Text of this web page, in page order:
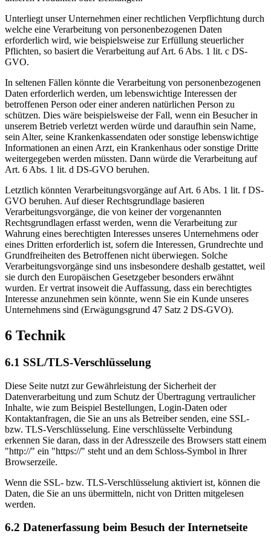
Unterliegt unser Unternehmen einer rechtlichen Verpflichtung durch
welche eine Verarbeitung von personenbezogenen Daten
erforderlich wird, wie beispielsweise zur Erfüllung steuerlicher
Pflichten, so basiert die Verarbeitung auf Art. 6 Abs. 1 lit. c DS-
GVO.
In seltenen Fällen könnte die Verarbeitung von personenbezogenen
Daten erforderlich werden, um lebenswichtige Interessen der
betroffenen Person oder einer anderen natürlichen Person zu
schützen. Dies wäre beispielsweise der Fall, wenn ein Besucher in
unserem Betrieb verletzt werden würde und daraufhin sein Name,
sein Alter, seine Krankenkassendaten oder sonstige lebenswichtige
Informationen an einen Arzt, ein Krankenhaus oder sonstige Dritte
weitergegeben werden müssten. Dann würde die Verarbeitung auf
Art. 6 Abs. 1 lit. d DS-GVO beruhen.
Letztlich könnten Verarbeitungsvorgänge auf Art. 6 Abs. 1 lit. f DS-
GVO beruhen. Auf dieser Rechtsgrundlage basieren
Verarbeitungsvorgänge, die von keiner der vorgenannten
Rechtsgrundlagen erfasst werden, wenn die Verarbeitung zur
Wahrung eines berechtigten Interesses unseres Unternehmens oder
eines Dritten erforderlich ist, sofern die Interessen, Grundrechte und
Grundfreiheiten des Betroffenen nicht überwiegen. Solche
Verarbeitungsvorgänge sind uns insbesondere deshalb gestattet, weil
sie durch den Europäischen Gesetzgeber besonders erwähnt
wurden. Er vertrat insoweit die Auffassung, dass ein berechtigtes
Interesse anzunehmen sein könnte, wenn Sie ein Kunde unseres
Unternehmens sind (Erwägungsgrund 47 Satz 2 DS-GVO).
6 Technik
6.1 SSL/TLS-Verschlüsselung
Diese Seite nutzt zur Gewährleistung der Sicherheit der
Datenverarbeitung und zum Schutz der Übertragung vertraulicher
Inhalte, wie zum Beispiel Bestellungen, Login-Daten oder
Kontaktanfragen, die Sie an uns als Betreiber senden, eine SSL-
bzw. TLS-Verschlüsselung. Eine verschlüsselte Verbindung
erkennen Sie daran, dass in der Adresszeile des Browsers statt einem
"http://" ein "https://" steht und an dem Schloss-Symbol in Ihrer
Browserzeile.
Wenn die SSL- bzw. TLS-Verschlüsselung aktiviert ist, können die
Daten, die Sie an uns übermitteln, nicht von Dritten mitgelesen
werden.
6.2 Datenerfassung beim Besuch der Internetseite